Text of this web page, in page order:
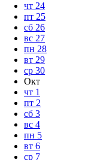
чт 24
пт 25
сб 26
вс 27
пн 28
вт 29
ср 30
Окт
чт 1
пт 2
сб 3
вс 4
пн 5
вт 6
ср 7